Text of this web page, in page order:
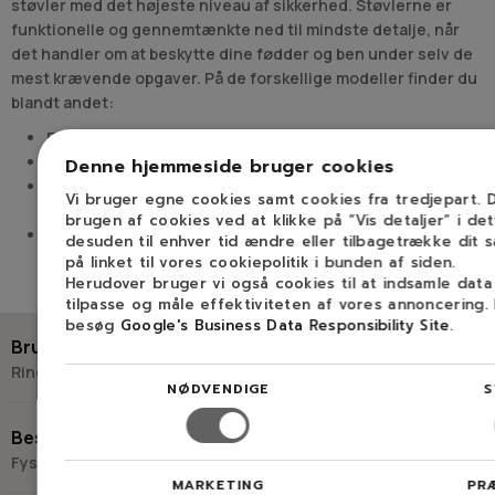
støvler med det højeste niveau af sikkerhed. Støvlerne er
funktionelle og gennemtænkte ned til mindste detalje, når
det handler om at beskytte dine fødder og ben under selv de
mest krævende opgaver. På de forskellige modeller finder du
blandt andet:
Ekstra polstring omkring ankel, hæl og top
Såler med ekstra godt greb, selv under kolde forhold
beskyttelse
Stålnæse og ekstra forstærkning på oversiden samt
omkring sålen
Husqvarna skærestøvler med skæreindlæg er særligt egnet
til opgaver med motorsav i forbindelse med eksempelvis
skovningsarbejde, hvor der er brug for et højt niveau af
beskyttelse. De ligger derfor også i sikkerhedsklasse 3, som
yder beskyttelse mod kædesave med høj hastighed.
Skærestøvler fra Husqvarna til forskellige typer
opgaver
Læs mere
Brug for hjælp?
Ring eller skriv til Savdoktoren
Besøg os
Fysisk butik og kompetencecenter
Denne hjemmeside bruger cookies
Vi bruger egne cookies samt cookies fra tredjepart.
brugen af cookies ved at klikke på ”Vis detaljer” i
desuden til enhver tid ændre eller tilbagetrække dit
på linket til vores cookiepolitik i bunden af siden.
Herudover bruger vi også cookies til at indsamle
tilpasse og måle effektiviteten af vores annoncering.
besøg Google's Business Data Responsibility Site.
NØDVENDIGE
MARKETING